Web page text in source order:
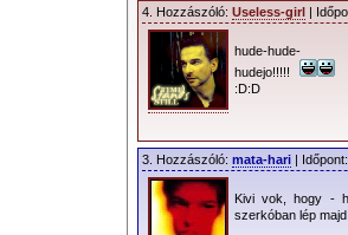
4. Hozzászóló: Useless-girl |
hude-hude-
hudejo!!!!!
:D:D
3. Hozzászóló: mata-hari |
Kivi vok, hogy -
szerkóban lép majd